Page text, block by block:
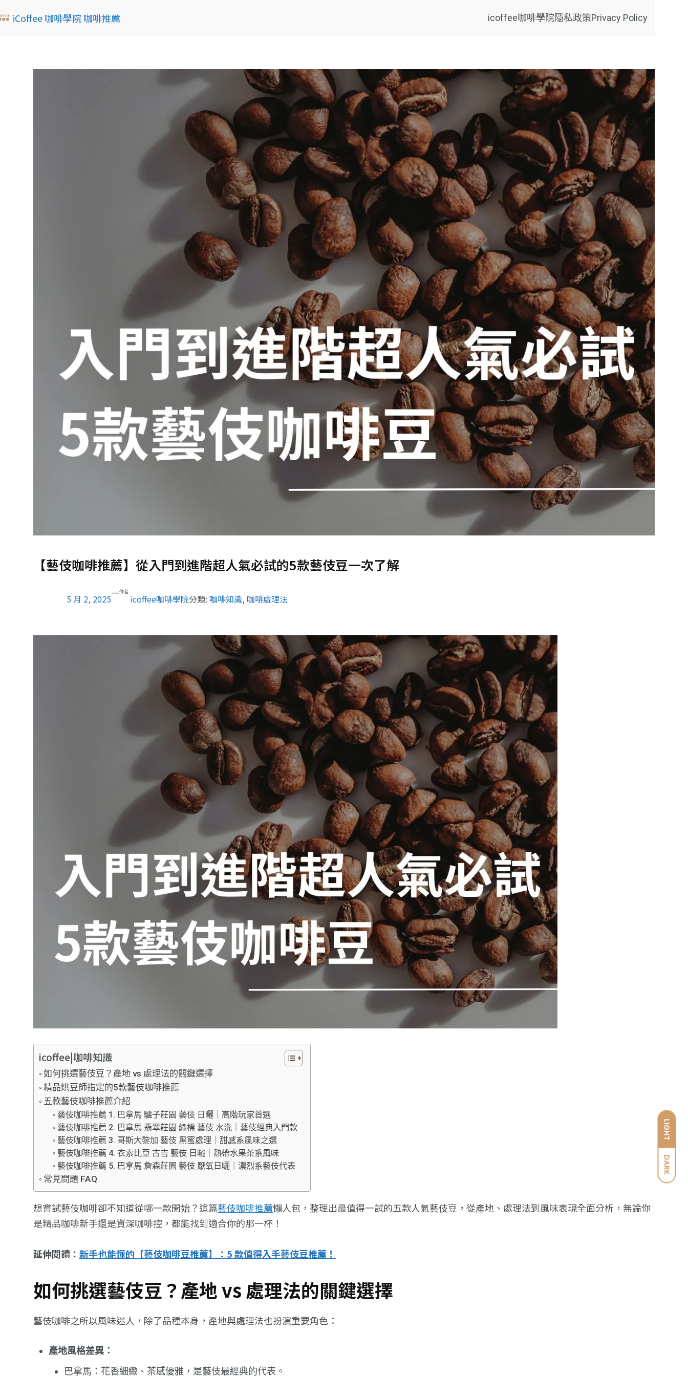
LIGHT
DARK
iCoffee 咖啡學院 咖啡推薦 icoffee咖啡學院隱私政策Privacy Policy
【藝伎咖啡推薦】從入門到進階超人氣必試的5款藝伎豆一次了解
5 月 2, 2025
—作者:
icoffee咖啡學院分類: 咖啡知識, 咖啡處理法
icoffee|咖啡知識
如何挑選藝伎豆？產地 vs 處理法的關鍵選擇
精品烘豆師指定的5款藝伎咖啡推薦
五款藝伎咖啡推薦介紹
藝伎咖啡推薦 1. 巴拿馬 驢子莊園 藝伎 日曬｜高階玩家首選
藝伎咖啡推薦 2. 巴拿馬 翡翠莊園 綠標 藝伎 水洗｜藝伎經典入門款
藝伎咖啡推薦 3. 哥斯大黎加 藝伎 黑蜜處理｜甜感系風味之選
藝伎咖啡推薦 4. 衣索比亞 古吉 藝伎 日曬｜熱帶水果茶系風味
藝伎咖啡推薦 5. 巴拿馬 詹森莊園 藝伎 厭氧日曬｜濃烈系藝伎代表
常見問題 FAQ
想嘗試藝伎咖啡卻不知道從哪一款開始？這篇藝伎咖啡推薦懶人包，整理出最值得一試的五款人氣藝伎豆，從產地、處理法到風味表現全面分析，無論你
是精品咖啡新手還是資深咖啡控，都能找到適合你的那一杯！
延伸閱讀： 新手也能懂的【藝伎咖啡豆推薦】：5 款值得入手藝伎豆推薦！
如何挑選藝伎豆？產地 vs 處理法的關鍵選擇
藝伎咖啡之所以風味迷人，除了品種本身，產地與處理法也扮演重要角色：
產地風格差異：
巴拿馬：花香細緻、茶感優雅，是藝伎最經典的代表。